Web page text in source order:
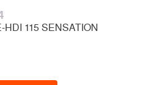
HDI 115 SENSATION